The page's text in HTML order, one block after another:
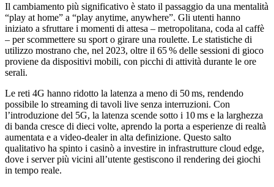
Il cambiamento più significativo è stato il passaggio da una mentalità
“play at home” a “play anytime, anywhere”. Gli utenti hanno
iniziato a sfruttare i momenti di attesa – metropolitana, coda al caffè
– per scommettere su sport o girare una roulette. Le statistiche di
utilizzo mostrano che, nel 2023, oltre il 65 % delle sessioni di gioco
proviene da dispositivi mobili, con picchi di attività durante le ore
serali.
Le reti 4G hanno ridotto la latenza a meno di 50 ms, rendendo
possibile lo streaming di tavoli live senza interruzioni. Con
l’introduzione del 5G, la latenza scende sotto i 10 ms e la larghezza
di banda cresce di dieci volte, aprendo la porta a esperienze di realtà
aumentata e a video‑dealer in alta definizione. Questo salto
qualitativo ha spinto i casinò a investire in infrastrutture cloud edge,
dove i server più vicini all’utente gestiscono il rendering dei giochi
in tempo reale.